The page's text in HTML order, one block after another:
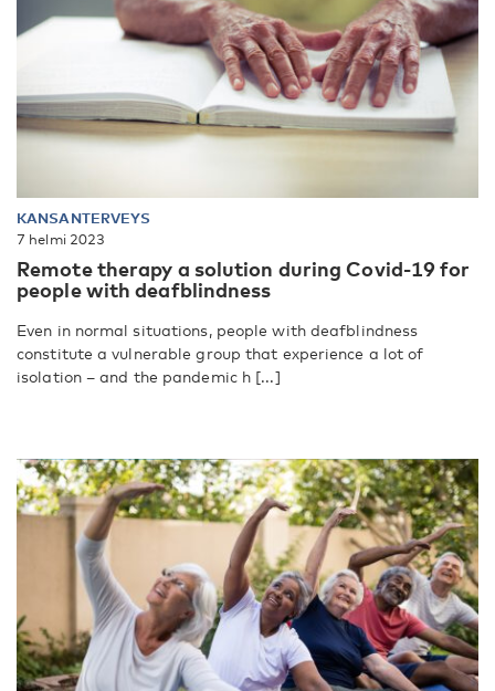
KANSANTERVEYS
7 helmi 2023
Remote therapy a solution during Covid-19 for
people with deafblindness
Even in normal situations, people with deafblindness
constitute a vulnerable group that experience a lot of
isolation – and the pandemic h [...]